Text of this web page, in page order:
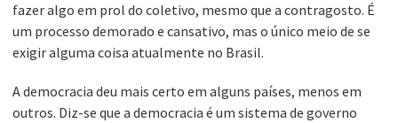
fazer algo em prol do coletivo, mesmo que a contragosto. É
um processo demorado e cansativo, mas o único meio de se
exigir alguma coisa atualmente no Brasil.
A democracia deu mais certo em alguns países, menos em
outros. Diz-se que a democracia é um sistema de governo